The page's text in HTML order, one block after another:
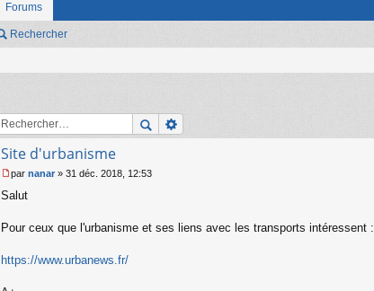
Forums
Rechercher
Site d'urbanisme
e
s
e
par nanar » 31 déc. 2018, 12:53
Salut
Pour ceux que l'urbanisme et ses liens avec les transports intéressent :
https://www.urbanews.fr/